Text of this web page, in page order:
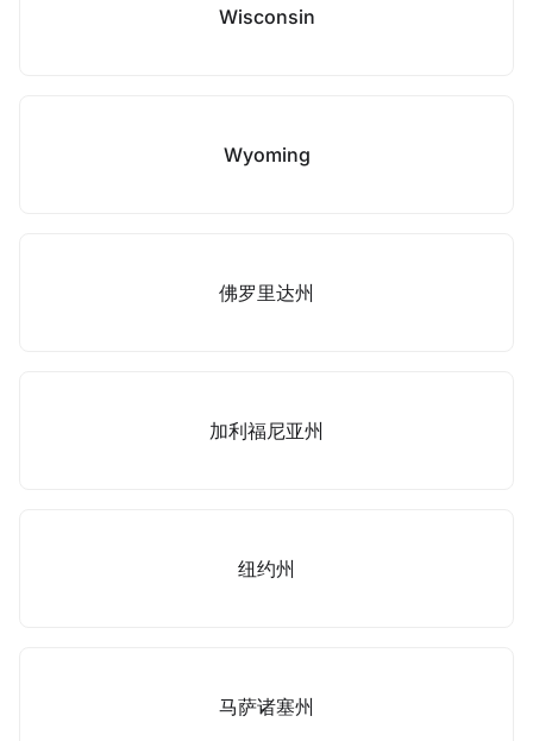
Wisconsin
Wyoming
佛罗里达州
加利福尼亚州
纽约州
马萨诸塞州